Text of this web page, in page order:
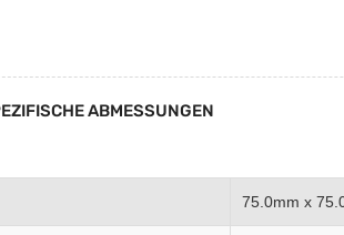
ABMESSUNGEN
75.0mm x